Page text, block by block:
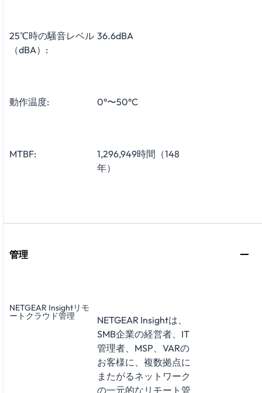
25℃時の騒音レベル
（dBA）:
36.6dBA
動作温度: 0°〜50°C
MTBF:
1,296,949時間（148
年）
管理
NETGEAR Insightリモ
ートクラウド管理
NETGEAR Insightは、
SMB企業の経営者、IT
管理者、MSP、VARの
お客様に、複数拠点に
またがるネットワーク
の一元的なリモート管